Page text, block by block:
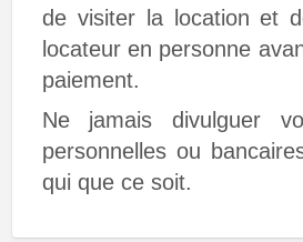
de visiter la location et
locateur en personne
paiement.
Ne jamais divulguer
personnelles ou
qui que ce soit.